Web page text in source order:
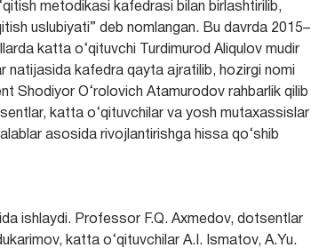
metodikasi kafedrasi bilan birlashtirilib,
uslubiyati” deb nomlangan. Bu davrda 2015–
katta o‘qituvchi Turdimurod Aliqulov mudir
natijasida kafedra qayta ajratilib, hozirgi nomi
Shodiyor O‘rolovich Atamurodov rahbarlik qilib
katta o‘qituvchilar va yosh mutaxassislar
asosida rivojlantirishga hissa qo‘shib
ishlaydi. Professor F.Q. Axmedov, dotsentlar
katta o‘qituvchilar A.I. Ismatov, A.Yu.